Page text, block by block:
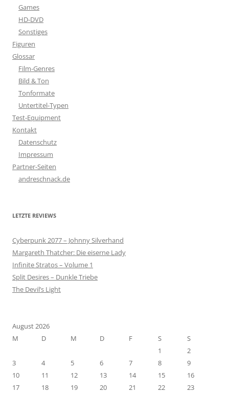
Games
HD-DVD
Sonstiges
Figuren
Glossar
Film-Genres
Bild & Ton
Tonformate
Untertitel-Typen
Test-Equipment
Kontakt
Datenschutz
Impressum
Partner-Seiten
andreschnack.de
LETZTE REVIEWS
Cyberpunk 2077 – Johnny Silverhand
Margareth Thatcher: Die eiserne Lady
Infinite Stratos – Volume 1
Split Desires – Dunkle Triebe
The Devil’s Light
August 2026
M
D M D F S
S
1
2
3
4 5 6 7 8
9
10
11 12 13 14 15
16
17
18 19 20 21 22
23